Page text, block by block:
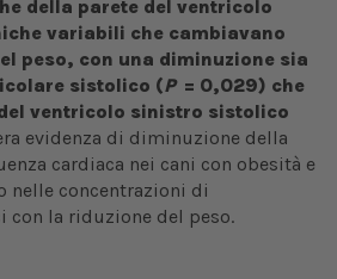
della parete del ventricolo
variabili che cambiavano
peso, con una diminuzione sia
sistolico (P= 0,029) che
ventricolo sinistro sistolico
evidenza di diminuzione della
cardiaca nei cani con obesità e
nelle concentrazioni di
con la riduzione del peso.